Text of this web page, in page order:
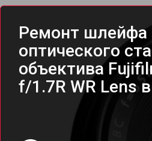
Ремонт шлейфа
оптического
объектива
f/1.7R WR Lens